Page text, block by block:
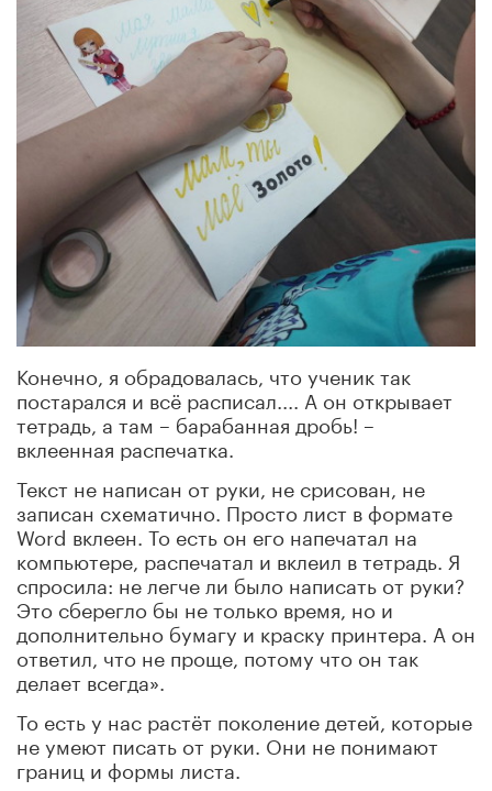
Конечно, я обрадовалась, что ученик так
постарался и всё расписал.... А он открывает
тетрадь, а там – барабанная дробь! –
вклеенная распечатка.
Текст не написан от руки, не срисован, не
записан схематично. Просто лист в формате
Word вклеен. То есть он его напечатал на
компьютере, распечатал и вклеил в тетрадь. Я
спросила: не легче ли было написать от руки?
Это сберегло бы не только время, но и
дополнительно бумагу и краску принтера. А он
ответил, что не проще, потому что он так
делает всегда».
То есть у нас растёт поколение детей, которые
не умеют писать от руки. Они не понимают
границ и формы листа.